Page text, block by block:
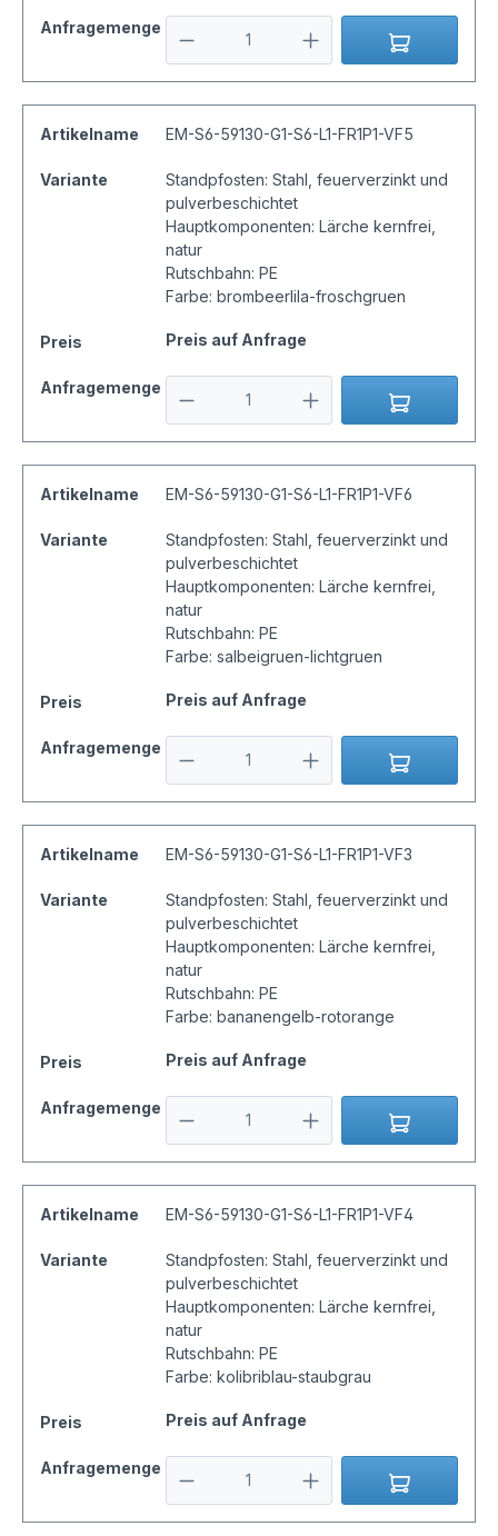
Anfragemenge
Artikelname EM-S6-59130-G1-S6-L1-FR1P1-VF5
Variante
Standpfosten: Stahl, feuerverzinkt und
pulverbeschichtet
Hauptkomponenten: Lärche kernfrei,
natur
Rutschbahn: PE
Farbe: brombeerlila-froschgruen
Preis Preis auf Anfrage
Anfragemenge
Artikelname EM-S6-59130-G1-S6-L1-FR1P1-VF6
Variante
Standpfosten: Stahl, feuerverzinkt und
pulverbeschichtet
Hauptkomponenten: Lärche kernfrei,
natur
Rutschbahn: PE
Farbe: salbeigruen-lichtgruen
Preis Preis auf Anfrage
Anfragemenge
Artikelname EM-S6-59130-G1-S6-L1-FR1P1-VF3
Variante
Standpfosten: Stahl, feuerverzinkt und
pulverbeschichtet
Hauptkomponenten: Lärche kernfrei,
natur
Rutschbahn: PE
Farbe: bananengelb-rotorange
Preis Preis auf Anfrage
Anfragemenge
Artikelname EM-S6-59130-G1-S6-L1-FR1P1-VF4
Variante
Standpfosten: Stahl, feuerverzinkt und
pulverbeschichtet
Hauptkomponenten: Lärche kernfrei,
natur
Rutschbahn: PE
Farbe: kolibriblau-staubgrau
Preis Preis auf Anfrage
Anfragemenge